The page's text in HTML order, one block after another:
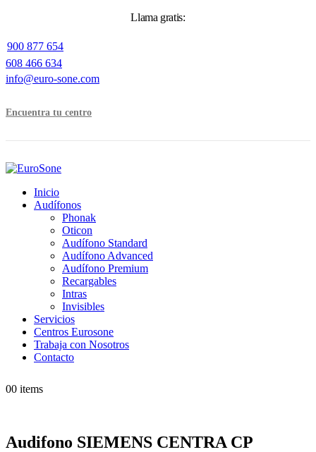
Llama gratis:
900 877 654
608 466 634
info@euro-sone.com
Encuentra tu centro
Inicio
Audífonos
Phonak
Oticon
Audífono Standard
Audífono Advanced
Audífono Premium
Recargables
Intras
Invisibles
Servicios
Centros Eurosone
Trabaja con Nosotros
Contacto
00 items
Audifono SIEMENS CENTRA CP